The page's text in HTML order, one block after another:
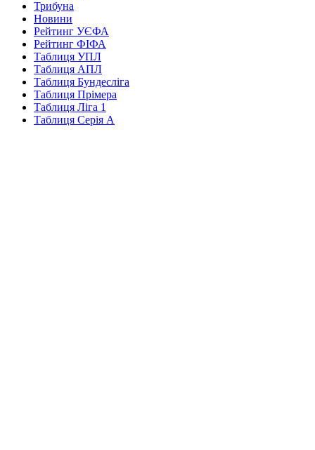
Трибуна
Новини
Рейтинг УЄФА
Рейтинг ФІФА
Таблиця УПЛ
Таблиця АПЛ
Таблиця Бундесліга
Таблиця Прімера
Таблиця Ліга 1
Таблиця Серія А